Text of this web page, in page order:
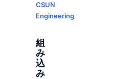
CSUN
Engineering
組
み
込
み